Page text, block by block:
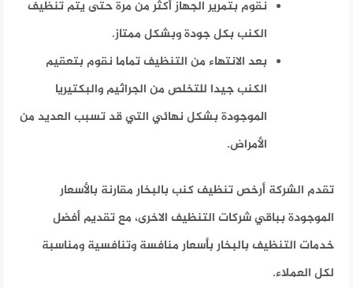
نقوم بتمرير الجهاز أكثر من مرة حتى يتم تنظيف
الكنب بكل جودة وبشكل ممتاز.
بعد الانتهاء من التنظيف تماما نقوم بتعقيم
الكنب جيدا للتخلص من الجراثيم والبكتيريا
الموجودة بشكل نهائي التي قد تسبب العديد من
الأمراض.
تقدم الشركة أرخص تنظيف كنب بالبخار مقارنة بالأسعار
الموجودة بباقي شركات التنظيف الاخرى، مع تقديم أفضل
خدمات التنظيف بالبخار بأسعار منافسة وتنافسية ومناسبة
لكل العملاء.